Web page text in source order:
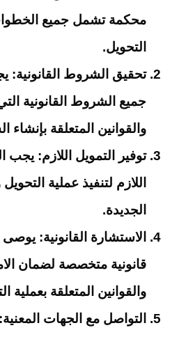
محكمة تشمل جميع
التحويل.
تحقيق الشروط القانونية:
جميع الشروط القانونية
والقوانين المتعلقة بإنشاء
توفير التمويل اللازم: يجب
اللازم لتنفيذ عملية
الجديدة.
الاستشارة القانونية:
قانونية متخصصة لضمان
والقوانين المتعلقة بعملية
التواصل مع الجهات